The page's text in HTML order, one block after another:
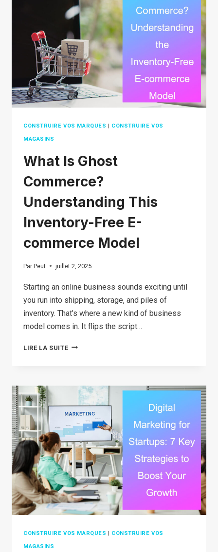
BEGINNER’S
GUIDE
TO
BECOMING
A
SUCCESSFUL
RESELLER
CONSTRUIRE VOS MARQUES | CONSTRUIRE VOS
MAGASINS
What Is Ghost
Commerce?
Understanding This
Inventory-Free E-
commerce Model
Par Peut juillet 2, 2025
Starting an online business sounds exciting until
you run into shipping, storage, and piles of
inventory. That’s where a new kind of business
model comes in. It flips the script…
LIRE LA SUITEWHAT
COMMERCE?
UNDERSTANDING
THIS
INVENTORY-
E-
COMMERCE
MODEL
CONSTRUIRE VOS MARQUES CONSTRUIRE VOS
MAGASINS